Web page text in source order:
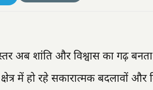
अब शांति और विश्वास का गढ़ बनता
में हो रहे सकारात्मक बदलावों और